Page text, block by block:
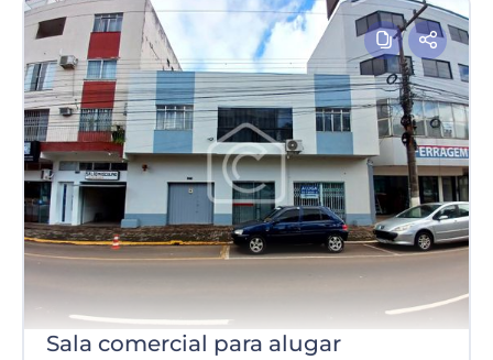
Sala comercial para alugar